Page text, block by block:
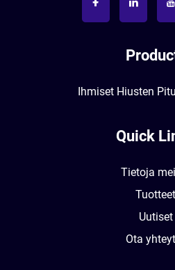
Ihmiset Hiusten
Quick
Tietoja
Tuotteet
Uutiset
Ota